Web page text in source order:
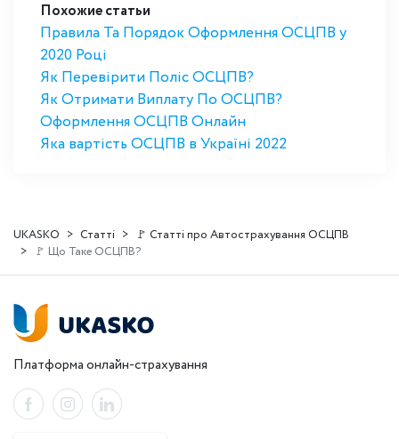
Похожие статьи
Правила Та Порядок Оформлення ОСЦПВ у
2020 Році
Як Перевірити Поліс ОСЦПВ?
Як Отримати Виплату По ОСЦПВ?
Оформлення ОСЦПВ Онлайн
Яка вартість ОСЦПВ в Україні 2022
UKASKO Статті
🚩 Статті про Автострахування ОСЦПВ
🚩 Що Таке ОСЦПВ?
Платформа онлайн-страхування